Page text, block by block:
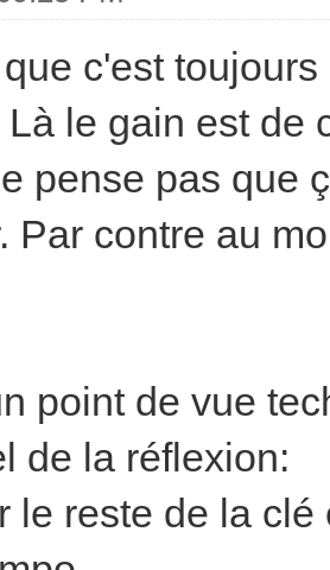
c'est
le gain est de
pense pas que
Par contre au
point de vue
de la réflexion:
le reste de la